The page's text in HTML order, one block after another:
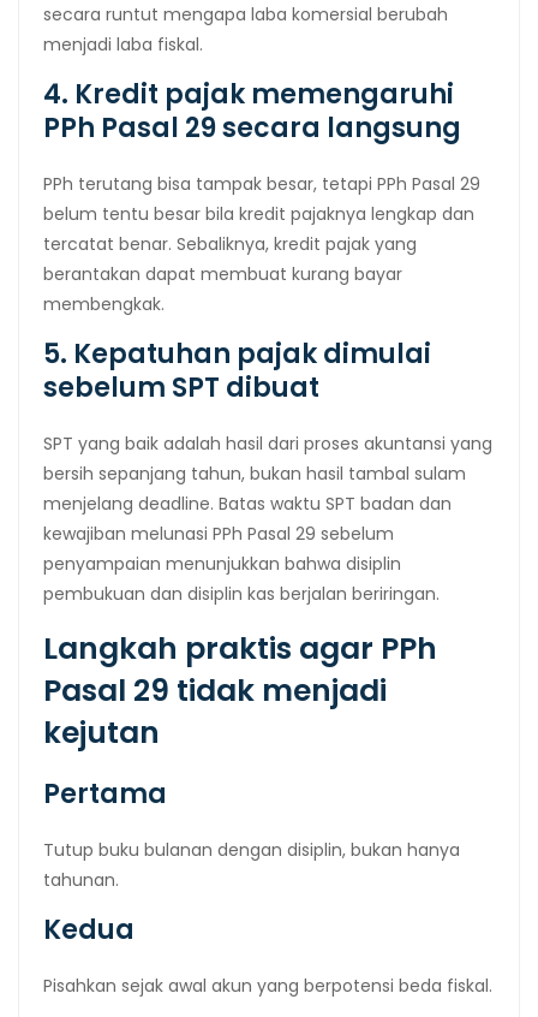
secara runtut mengapa laba komersial berubah
menjadi laba fiskal.
4. Kredit pajak memengaruhi
PPh Pasal 29 secara langsung
PPh terutang bisa tampak besar, tetapi PPh Pasal 29
belum tentu besar bila kredit pajaknya lengkap dan
tercatat benar. Sebaliknya, kredit pajak yang
berantakan dapat membuat kurang bayar
membengkak.
5. Kepatuhan pajak dimulai
sebelum SPT dibuat
SPT yang baik adalah hasil dari proses akuntansi yang
bersih sepanjang tahun, bukan hasil tambal sulam
menjelang deadline. Batas waktu SPT badan dan
kewajiban melunasi PPh Pasal 29 sebelum
penyampaian menunjukkan bahwa disiplin
pembukuan dan disiplin kas berjalan beriringan.
Langkah praktis agar PPh
Pasal 29 tidak menjadi
kejutan
Pertama
Tutup buku bulanan dengan disiplin, bukan hanya
tahunan.
Kedua
Pisahkan sejak awal akun yang berpotensi beda fiskal.